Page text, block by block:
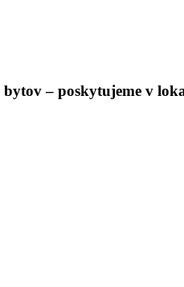
– poskytujeme v